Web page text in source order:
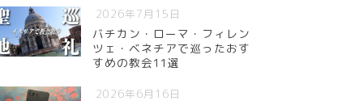
2026年7月15日
バチカン・ローマ・フィレン
ツェ・ベネチアで巡ったおす
すめの教会11選
2026年6月16日